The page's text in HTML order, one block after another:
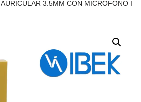
AURICULAR 3.5MM CON MICRÓFONO